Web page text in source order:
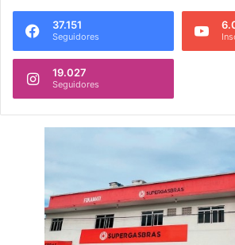
37.151
Seguidores
19.027
Seguidores